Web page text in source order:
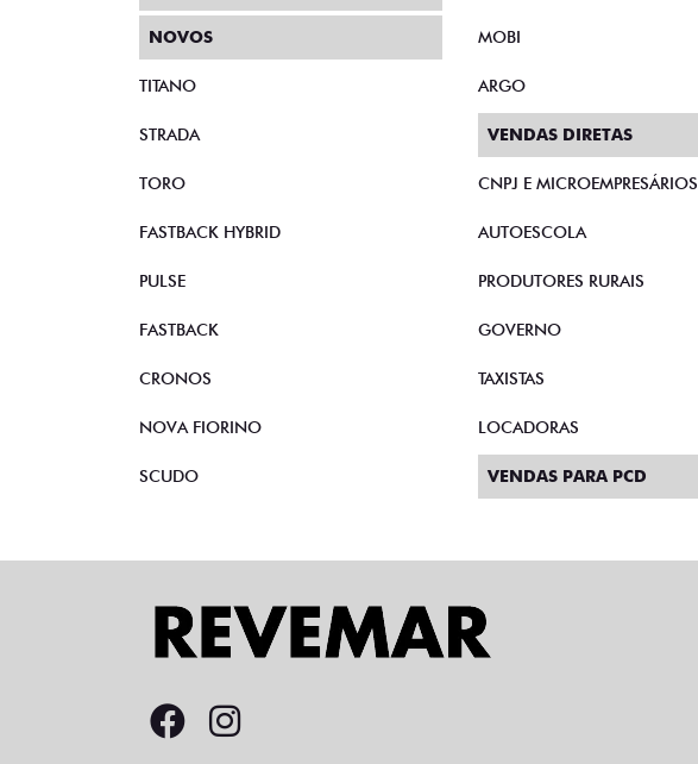
NOVOS
TITANO
STRADA
TORO
FASTBACK HYBRID
PULSE
FASTBACK
CRONOS
NOVA FIORINO
SCUDO
MOBI
ARGO
VENDAS DIRETAS
CNPJ E MICROEMPRESÁRIOS
AUTOESCOLA
PRODUTORES RURAIS
GOVERNO
TAXISTAS
LOCADORAS
VENDAS PARA PCD